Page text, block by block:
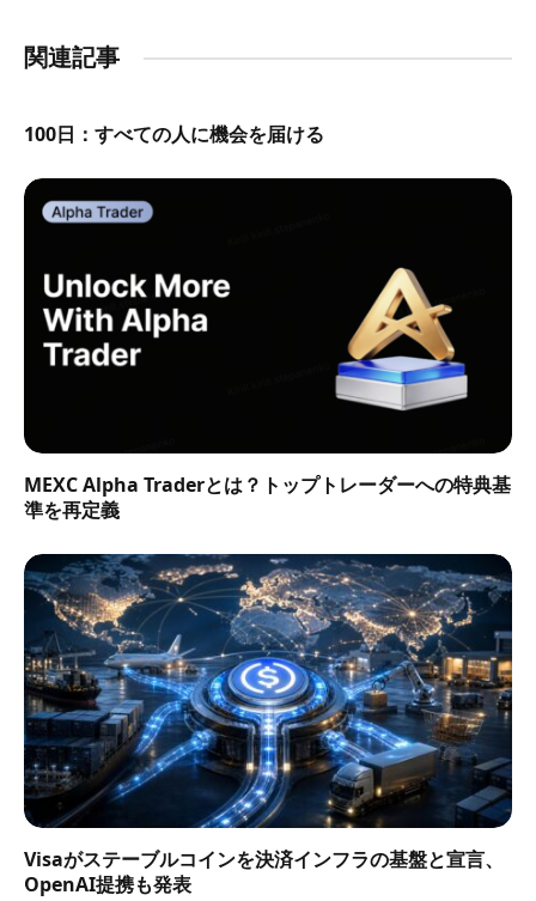
関連記事
100日：すべての人に機会を届ける
MEXC Alpha Traderとは？トップトレーダーへの特典基
準を再定義
Visaがステーブルコインを決済インフラの基盤と宣言、
OpenAI提携も発表